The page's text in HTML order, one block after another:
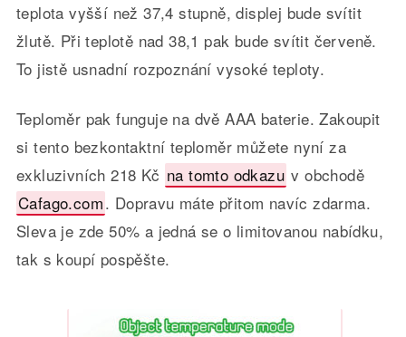
teplota vyšší než 37,4 stupně, displej bude svítit
žlutě. Při teplotě nad 38,1 pak bude svítit červeně.
To jistě usnadní rozpoznání vysoké teploty.
Teploměr pak funguje na dvě AAA baterie. Zakoupit
si tento bezkontaktní teploměr můžete nyní za
exkluzivních 218 Kč na tomto odkazu v obchodě
Cafago.com. Dopravu máte přitom navíc zdarma.
Sleva je zde 50% a jedná se o limitovanou nabídku,
tak s koupí pospěšte.